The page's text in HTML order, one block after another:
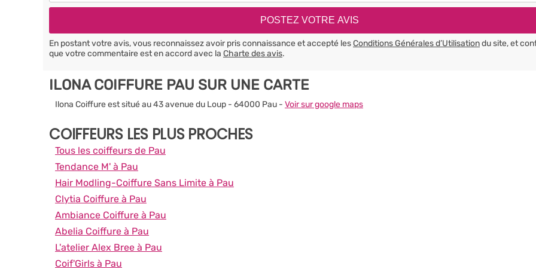
En postant votre avis, vous reconnaissez avoir pris connaissance et accepté lesConditions Générales d’Utilisationdu site, et
que votre commentaire est en accord avec la Charte des avis.
ILONA COIFFURE PAU SUR UNE CARTE
Ilona Coiffure est situé au 43 avenue du Loup - 64000 Pau - Voir sur google maps
COIFFEURS LES PLUS PROCHES
Tous les coiffeurs de Pau
Tendance M' à Pau
Hair Modling-Coiffure Sans Limite à Pau
Clytia Coiffure à Pau
Ambiance Coiffure à Pau
Abelia Coiffure à Pau
L'atelier Alex Bree à Pau
Coif'Girls à Pau